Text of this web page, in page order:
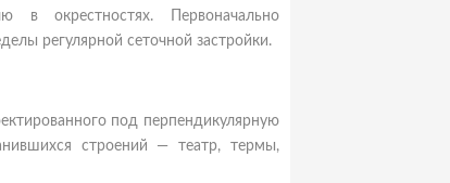
в окрестностях. Первоначально
регулярной сеточной застройки.
под перпендикулярную
строений — театр, термы,